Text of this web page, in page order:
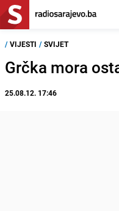
/ VIJESTI / SVIJET
Grčka mora
25.08.12. 17:46